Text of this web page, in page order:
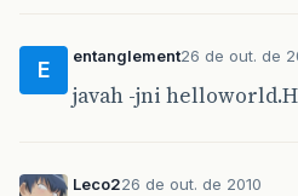
E
entanglement26 de out. de
javah -jni
Leco226 de out. de 2010